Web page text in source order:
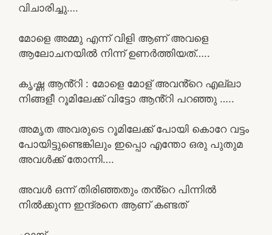
വിചാരിച്ചു….
മോളെ അമ്മു എന്ന് വിളി ആണ് അവളെ
ആലോചനയിൽ നിന്ന് ഉണർത്തിയത്…..
കൃഷ്ണ ആൻ്റി : മോളെ മോള് അവൻ്റെ എല്ലാ
നിങ്ങളീ റൂമിലേക്ക് വിട്ടോ ആൻ്റി പറഞ്ഞു …..
അമൃത അവരുടെ റൂമിലേക്ക് പോയി കൊറേ വട്ടം
പോയിട്ടുണ്ടെങ്കിലും ഇപ്പൊ എന്തോ ഒരു പുതുമ
അവൾക്ക് തോന്നി….
അവൾ ഒന്ന് തിരിഞ്ഞതും തൻ്റെ പിന്നിൽ
നിൽക്കുന്ന ഇന്ദ്രനെ ആണ് കണ്ടത്